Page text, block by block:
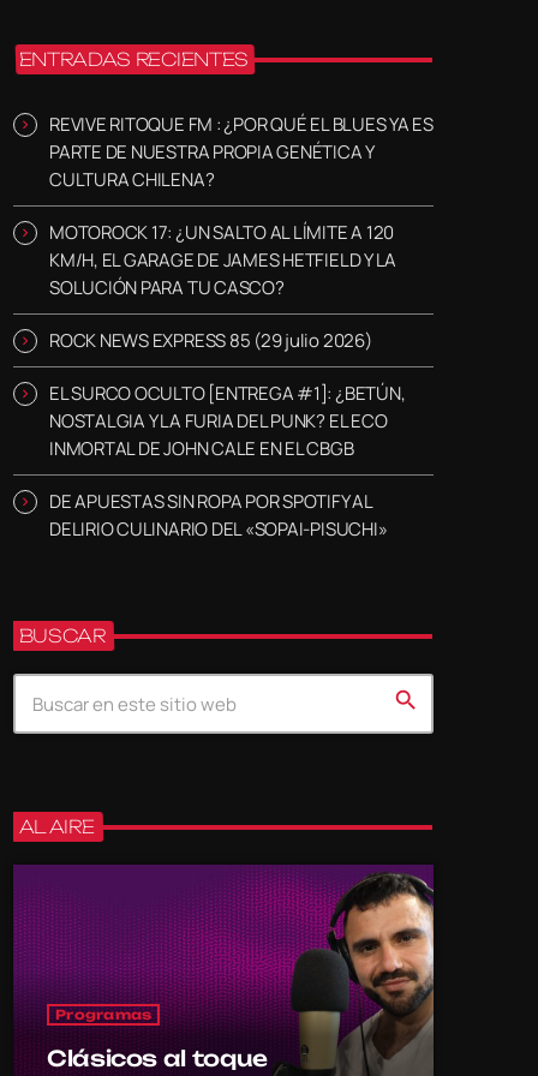
ENTRADAS RECIENTES
REVIVE RITOQUE FM : ¿POR QUÉ EL BLUES YA ES
PARTE DE NUESTRA PROPIA GENÉTICA Y
CULTURA CHILENA?
MOTOROCK 17: ¿UN SALTO AL LÍMITE A 120
KM/H, EL GARAGE DE JAMES HETFIELD Y LA
SOLUCIÓN PARA TU CASCO?
ROCK NEWS EXPRESS 85 (29 julio 2026)
EL SURCO OCULTO [ENTREGA #1]: ¿BETÚN,
NOSTALGIA Y LA FURIA DEL PUNK? EL ECO
INMORTAL DE JOHN CALE EN EL CBGB
DE APUESTAS SIN ROPA POR SPOTIFY AL
DELIRIO CULINARIO DEL «SOPAI-PISUCHI»
BUSCAR
search
AL AIRE
Programas
Clásicos al toque